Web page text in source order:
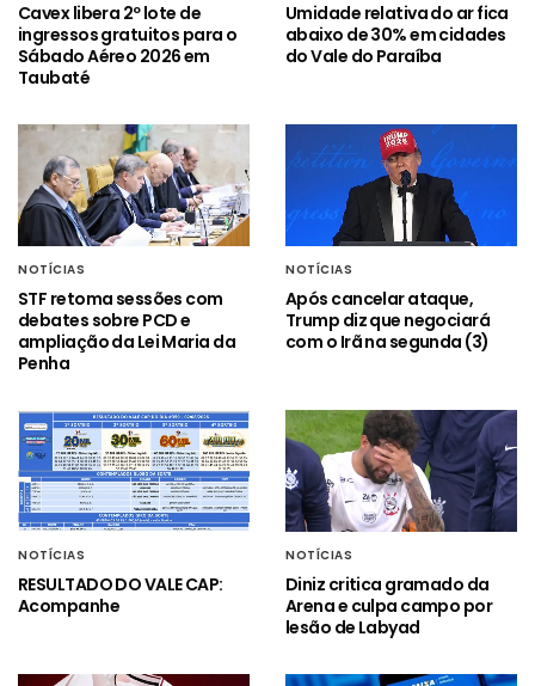
Cavex libera 2º lote de
ingressos gratuitos para o
Sábado Aéreo 2026 em
Taubaté
Umidade relativa do ar fica
abaixo de 30% em cidades
do Vale do Paraíba
NOTÍCIAS
STF retoma sessões com
debates sobre PCD e
ampliação da Lei Maria da
Penha
NOTÍCIAS
Após cancelar ataque,
Trump diz que negociará
com o Irã na segunda (3)
NOTÍCIAS
RESULTADO DO VALE CAP:
Acompanhe
NOTÍCIAS
Diniz critica gramado da
Arena e culpa campo por
lesão de Labyad